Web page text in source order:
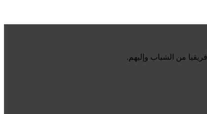
من الشباب وإليهم.